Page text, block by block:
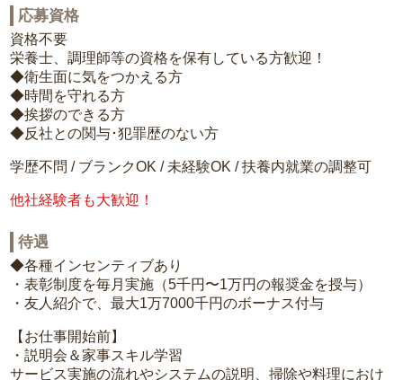
応募資格
資格不要
栄養士、調理師等の資格を保有している方歓迎！
◆衛生面に気をつかえる方
◆時間を守れる方
◆挨拶のできる方
◆反社との関与･犯罪歴のない方
学歴不問 / ブランクOK / 未経験OK / 扶養内就業の調整可
他社経験者も大歓迎！
待遇
◆各種インセンティブあり
・表彰制度を毎月実施（5千円〜1万円の報奨金を授与）
・友人紹介で、最大1万7000千円のボーナス付与
【お仕事開始前】
・説明会＆家事スキル学習
サービス実施の流れやシステムの説明、掃除や料理におけ